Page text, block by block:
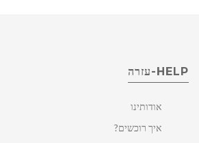
HELP-עזרה
אודותינו
איך רוכשים?